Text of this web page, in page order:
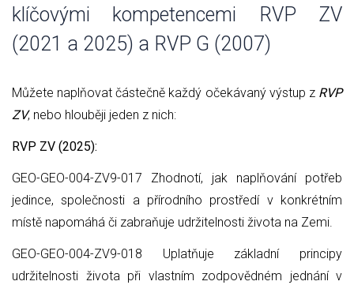
klíčovými kompetencemi RVP ZV
(2021 a 2025) a RVP G (2007)
Můžete naplňovat částečně každý očekávaný výstup z RVP
ZV, nebo hlouběji jeden z nich:
RVP ZV (2025):
GEO-GEO-004-ZV9-017 Zhodnotí, jak naplňování potřeb
jedince, společnosti a přírodního prostředí v konkrétním
místě napomáhá či zabraňuje udržitelnosti života na Zemi.
GEO-GEO-004-ZV9-018 Uplatňuje základní principy
udržitelnosti života při vlastním zodpovědném jednání v